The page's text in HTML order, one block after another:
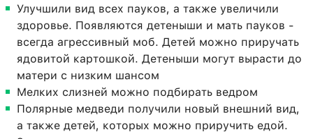
Улучшили вид всех пауков, а также увеличили
здоровье. Появляются детеныши и мать пауков -
всегда агрессивный моб. Детей можно приручать
ядовитой картошкой. Детеныши могут вырасти до
матери с низким шансом
Мелких слизней можно подбирать ведром
Полярные медведи получили новый внешний вид,
а также детей, которых можно приручить едой.